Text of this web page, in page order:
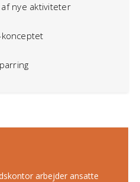
nye aktiviteter
arbejder ansatte